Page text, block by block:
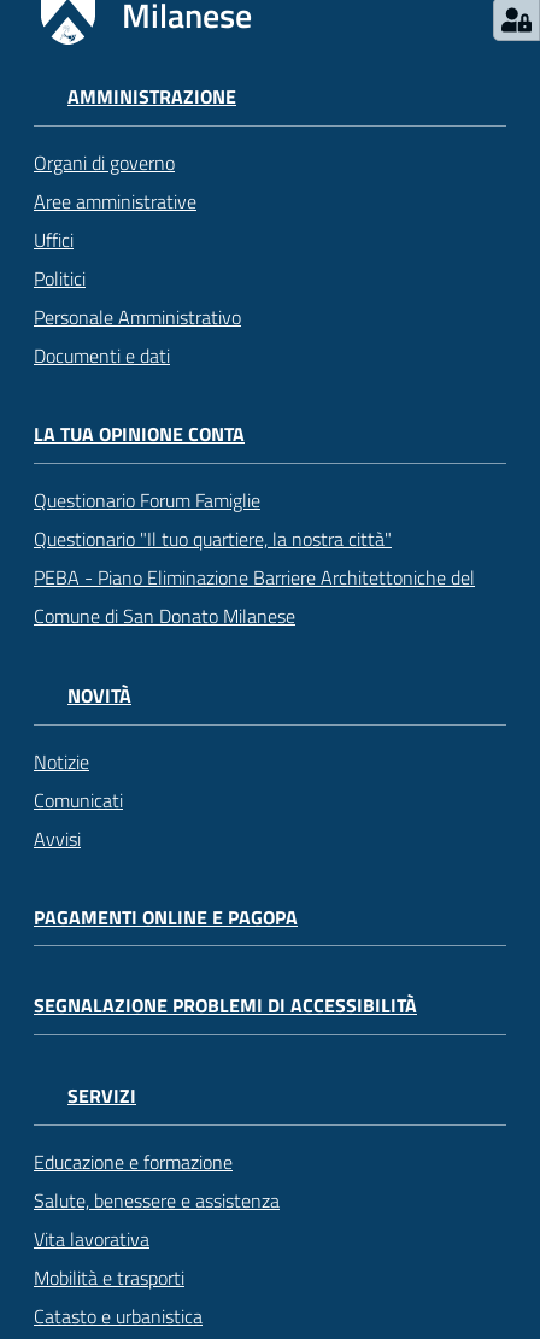
Milanese
AMMINISTRAZIONE
Organi di governo
Aree amministrative
Uffici
Politici
Personale Amministrativo
Documenti e dati
LA TUA OPINIONE CONTA
Questionario Forum Famiglie
Questionario "Il tuo quartiere, la nostra città"
PEBA - Piano Eliminazione Barriere Architettoniche del
Comune di San Donato Milanese
NOVITÀ
Notizie
Comunicati
Avvisi
PAGAMENTI ONLINE E PAGOPA
SEGNALAZIONE PROBLEMI DI ACCESSIBILITÀ
SERVIZI
Educazione e formazione
Salute, benessere e assistenza
Vita lavorativa
Mobilità e trasporti
Catasto e urbanistica